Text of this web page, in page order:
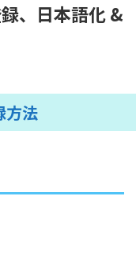
、日本語化 &
法